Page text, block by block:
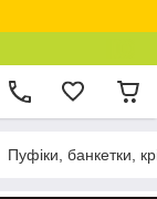
Пуфіки, банкетки,